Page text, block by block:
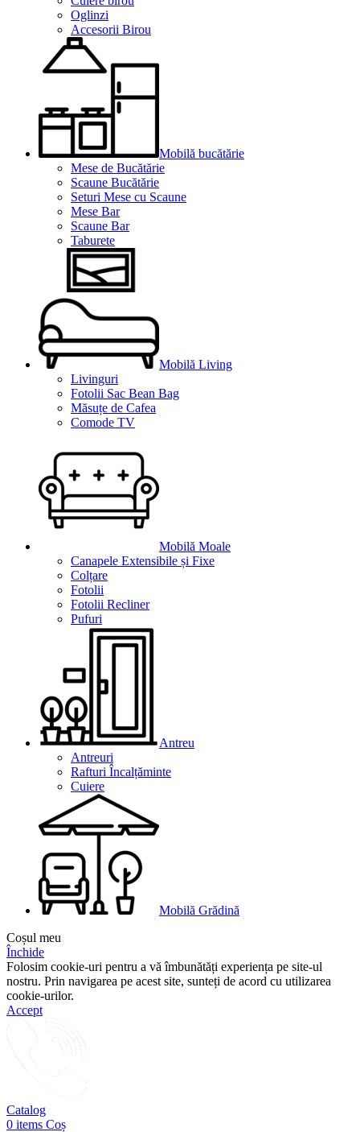
Oglinzi
Accesorii Birou
Mobilă bucătărie
Mese de Bucătărie
Scaune Bucătărie
Seturi Mese cu Scaune
Mese Bar
Scaune Bar
Taburete
Mobilă Living
Livinguri
Fotolii Sac Bean Bag
Măsuțe de Cafea
Comode TV
Mobilă Moale
Canapele Extensibile și Fixe
Colțare
Fotolii
Fotolii Recliner
Pufuri
Antreu
Antreuri
Rafturi Încalțăminte
Cuiere
Mobilă Grădină
Coșul meu
Închide
Folosim cookie-uri pentru a vă îmbunătăți experiența pe site-ul
nostru. Prin navigarea pe acest site, sunteți de acord cu utilizarea
cookie-urilor.
Accept
Catalog
0 items Coș